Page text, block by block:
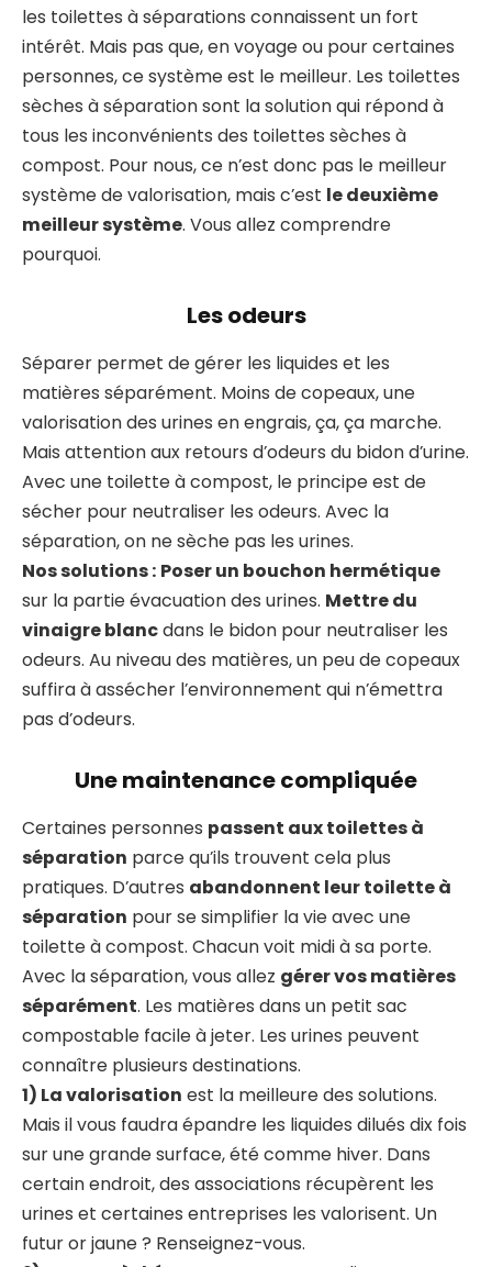
les toilettes à séparations connaissent un fort
intérêt. Mais pas que, en voyage ou pour certaines
personnes, ce système est le meilleur. Les toilettes
sèches à séparation sont la solution qui répond à
tous les inconvénients des toilettes sèches à
compost. Pour nous, ce n’est donc pas le meilleur
système de valorisation, mais c’est le deuxième
meilleur système. Vous allez comprendre
pourquoi.
Les odeurs
Séparer permet de gérer les liquides et les
matières séparément. Moins de copeaux, une
valorisation des urines en engrais, ça, ça marche.
Mais attention aux retours d’odeurs du bidon d’urine.
Avec une toilette à compost, le principe est de
sécher pour neutraliser les odeurs. Avec la
séparation, on ne sèche pas les urines.
Nos solutions : Poser un bouchon hermétique
sur la partie évacuation des urines. Mettre du
vinaigre blancdans le bidon pour neutraliser les
odeurs. Au niveau des matières, un peu de copeaux
suffira à assécher l’environnement qui n’émettra
pas d’odeurs.
Une maintenance compliquée
Certaines personnes passent aux toilettes à
séparation parce qu’ils trouvent cela plus
pratiques. D’autres abandonnent leur toilette à
séparation pour se simplifier la vie avec une
toilette à compost. Chacun voit midi à sa porte.
Avec la séparation, vous allez gérer vos matières
séparément. Les matières dans un petit sac
compostable facile à jeter. Les urines peuvent
connaître plusieurs destinations.
1) La valorisation est la meilleure des solutions.
Mais il vous faudra épandre les liquides dilués dix fois
sur une grande surface, été comme hiver. Dans
certain endroit, des associations récupèrent les
urines et certaines entreprises les valorisent. Un
futur or jaune ? Renseignez-vous.